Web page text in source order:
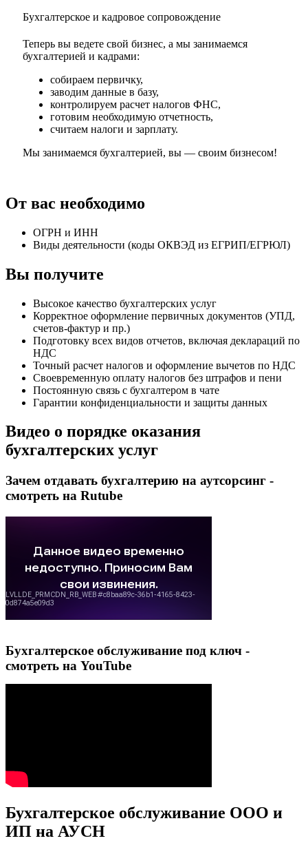
Бухгалтерское и кадровое сопровождение
Теперь вы ведете свой бизнес, а мы занимаемся
бухгалтерией и кадрами:
собираем первичку,
заводим данные в базу,
контролируем расчет налогов ФНС,
готовим необходимую отчетность,
считаем налоги и зарплату.
Мы занимаемся бухгалтерией, вы — своим бизнесом!
От вас необходимо
ОГРН и ИНН
Виды деятельности (коды ОКВЭД из ЕГРИП/ЕГРЮЛ)
Вы получите
Высокое качество бухгалтерских услуг
Корректное оформление первичных документов (УПД,
счетов-фактур и пр.)
Подготовку всех видов отчетов, включая деклараций по
НДС
Точный расчет налогов и оформление вычетов по НДС
Своевременную оплату налогов без штрафов и пени
Постоянную связь с бухгалтером в чате
Гарантии конфиденциальности и защиты данных
Видео о порядке оказания
бухгалтерских услуг
Зачем отдавать бухгалтерию на аутсорсинг -
смотреть на Rutube
Бухгалтерское обслуживание под ключ -
смотреть на YouTube
Бухгалтерское обслуживание ООО и
ИП на АУСН